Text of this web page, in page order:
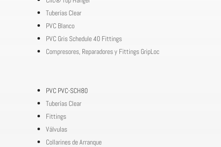
Tuberías Clear
PVC Blanco
PVC Gris Schedule 40 Fittings
Compresores, Reparadores y Fittings GripLoc
PVC PVC-SCH80
Tuberías Clear
Fittings
Válvulas
Collarines de Arranque